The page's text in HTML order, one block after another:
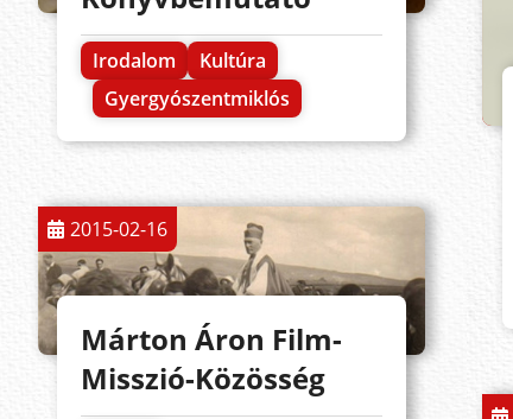
Irodalom
Kultúra
Gyergyószentmiklós
2015-02-16
Márton Áron Film-
Misszió-Közösség